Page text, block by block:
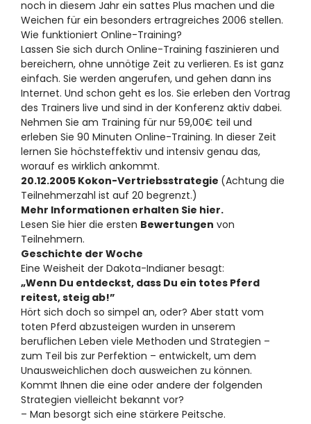
noch in diesem Jahr ein sattes Plus machen und die
Weichen für ein besonders ertragreiches 2006 stellen.
Wie funktioniert Online-Training?
Lassen Sie sich durch Online-Training faszinieren und
bereichern, ohne unnötige Zeit zu verlieren. Es ist ganz
einfach. Sie werden angerufen, und gehen dann ins
Internet. Und schon geht es los. Sie erleben den Vortrag
des Trainers live und sind in der Konferenz aktiv dabei.
Nehmen Sie am Training für nur 59,00€ teil und
erleben Sie 90 Minuten Online-Training. In dieser Zeit
lernen Sie höchsteffektiv und intensiv genau das,
worauf es wirklich ankommt.
20.12.2005 Kokon-Vertriebsstrategie (Achtung die
Teilnehmerzahl ist auf 20 begrenzt.)
Mehr Informationen erhalten Sie hier.
Lesen Sie hier die ersten Bewertungen von
Teilnehmern.
Geschichte der Woche
Eine Weisheit der Dakota-Indianer besagt:
„Wenn Du entdeckst, dass Du ein totes Pferd
reitest, steig ab!”
Hört sich doch so simpel an, oder? Aber statt vom
toten Pferd abzusteigen wurden in unserem
beruflichen Leben viele Methoden und Strategien –
zum Teil bis zur Perfektion – entwickelt, um dem
Unausweichlichen doch ausweichen zu können.
Kommt Ihnen die eine oder andere der folgenden
Strategien vielleicht bekannt vor?
– Man besorgt sich eine stärkere Peitsche.